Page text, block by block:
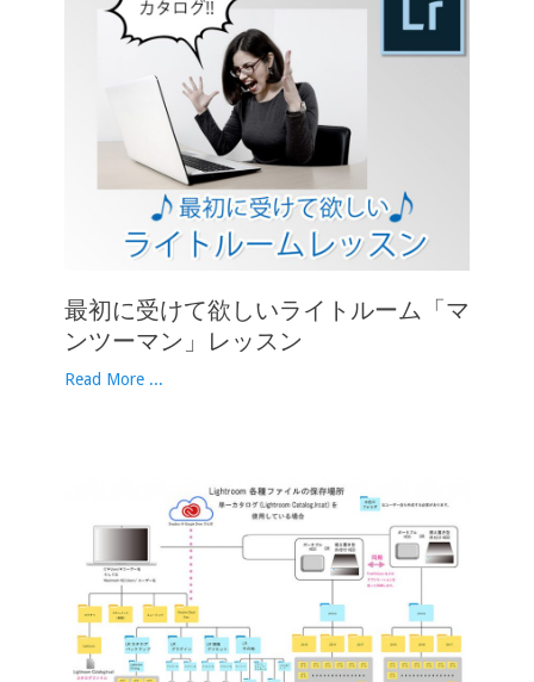
最初に受けて欲しいライトルーム「マ
ンツーマン」レッスン
Read More ...